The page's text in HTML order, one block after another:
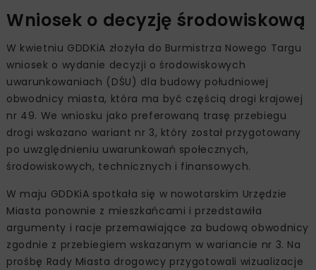
Wniosek o decyzję środowiskową
W kwietniu GDDKiA złożyła do Burmistrza Nowego Targu
wniosek o wydanie decyzji o środowiskowych
uwarunkowaniach (DŚU) dla budowy południowej
obwodnicy miasta, która ma być częścią drogi krajowej
nr 49. We wniosku jako preferowaną trasę przebiegu
drogi wskazano wariant nr 3, który został przygotowany
po uwzględnieniu uwarunkowań społecznych,
środowiskowych, technicznych i finansowych.
W maju GDDKiA spotkała się w nowotarskim Urzędzie
Miasta ponownie z mieszkańcami i przedstawiła
argumenty i racje przemawiające za budową obwodnicy
zgodnie z przebiegiem wskazanym w wariancie nr 3. Na
prośbę Rady Miasta drogowcy przygotowali wizualizacje